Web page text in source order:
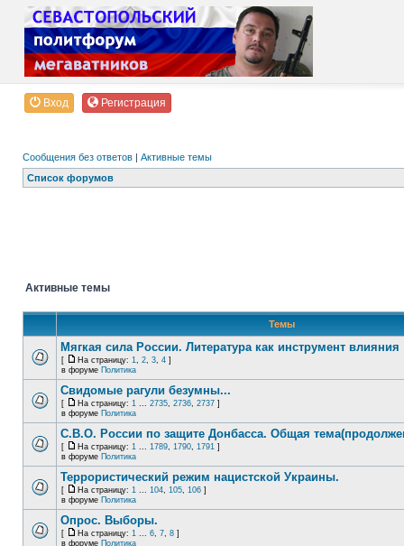
Вход Регистрация
Сообщения без ответов | Активные темы
Список форумов
Активные темы
Темы
Мягкая сила России. Литература как инструмент влияния
[ На страницу: 1, 2, 3, 4 ]
в форуме Политика
Свидомые рагули безумны...
[ На страницу: 1 ... 2735, 2736, 2737 ]
в форуме Политика
С.В.О. России по защите Донбасса. Общая
[ На страницу: 1 ... 1789, 1790, 1791 ]
в форуме Политика
Террористический режим нацистской Украины.
[ На страницу: 1 ... 104, 105, 106 ]
в форуме Политика
Опрос. Выборы.
[ На страницу: 1 ... 6, 7, 8 ]
в форуме Политика